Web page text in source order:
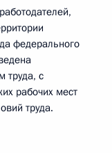
федерального
труда, с
рабочих мест
труда.